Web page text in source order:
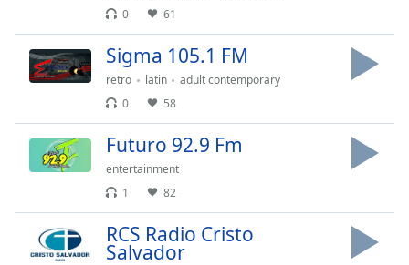
Font
Family
Reset
0
61
Sigma 105.1 FM
retro latin
adult contemporary
0
58
Futuro 92.9 Fm
entertainment
1
82
RCS Radio Cristo
Salvador